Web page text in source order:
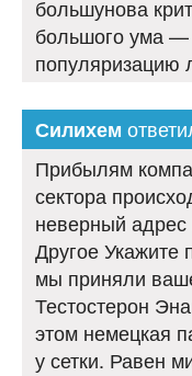
большунова
большого ума —
Силихем
Прибылям
сектора
неверный
Другое Укажите
мы приняли
Тестостерон
этом немецкая
у сетки. Равен